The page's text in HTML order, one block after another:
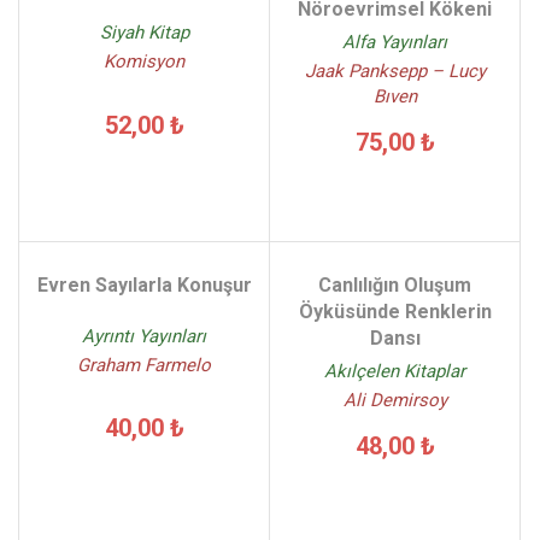
Siyah Kitap
Komisyon
52,00 ₺
Nöroevrimsel Kökeni
Alfa Yayınları
Jaak Panksepp – Lucy
Bıven
75,00 ₺
Evren Sayılarla Konuşur
Ayrıntı Yayınları
Graham Farmelo
40,00 ₺
Canlılığın Oluşum
Öyküsünde Renklerin
Dansı
Akılçelen Kitaplar
Ali Demirsoy
48,00 ₺